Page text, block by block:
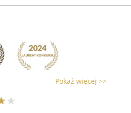
Pokaż więcej >>